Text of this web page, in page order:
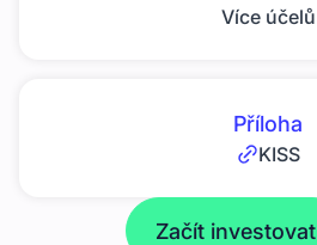
Více účelů
Příloha
KISS
Začít investovat